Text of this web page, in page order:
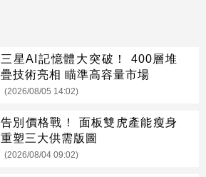
三星AI記憶體大突破！ 400層堆
疊技術亮相 瞄準高容量市場
(2026/08/05 14:02)
告別價格戰！ 面板雙虎產能瘦身
重塑三大供需版圖
(2026/08/04 09:02)